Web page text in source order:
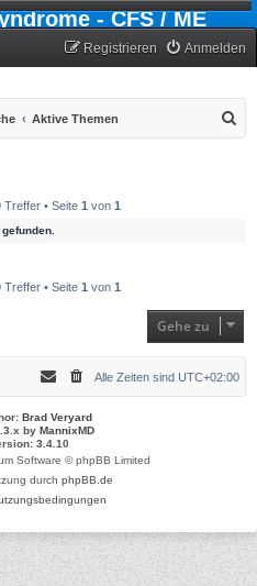
- CFS / ME
Anmelden
Registrieren
Aktive Themen
Treffer • Seite 1 von 1
Treffer • Seite 1 von 1
Gehe zu
Alle Zeiten sind UTC+02:00
Brad Veryard
by MannixMD
3.4.10
Software © phpBB Limited
durch phpBB.de